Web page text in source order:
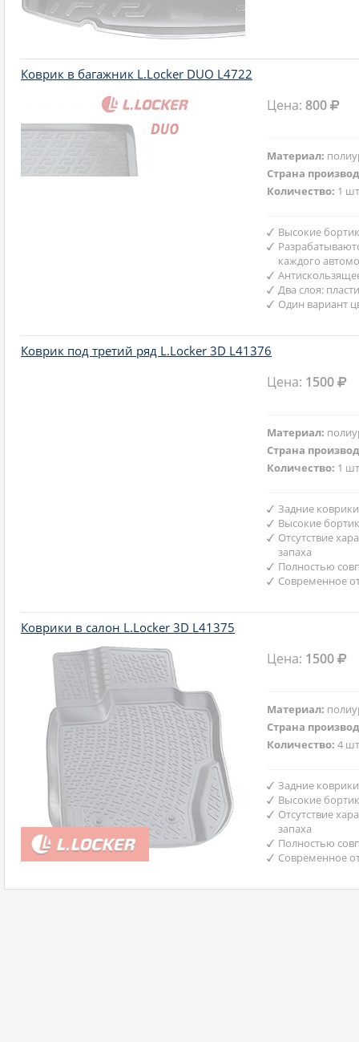
Коврик в багажник L.Locker DUO L4722
Цена:800
Материал:
Страна
Количество: 1
Высокие
каждого
Два слоя:
Один вариант
Коврик под третий ряд L.Locker 3D L41376
Цена: 1500
Материал:
Страна
Количество: 1
Задние
Высокие
Отсутствие
запаха
Полностью
Современное
Коврики в салон L.Locker 3D L41375
Цена: 1500
Материал:
Страна
Количество:4
Задние
Высокие
Отсутствие
запаха
Полностью
Современное